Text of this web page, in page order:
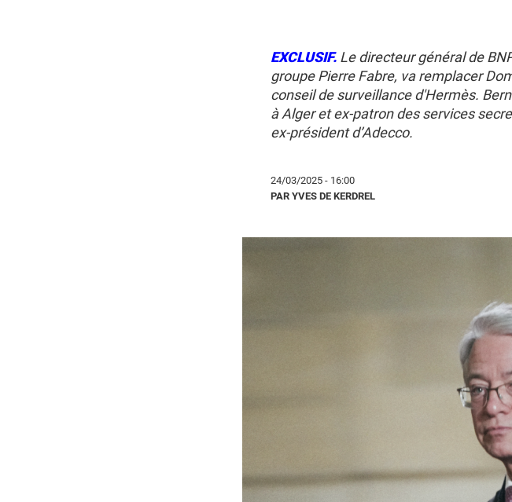
EXCLUSIF. Le directeur général de
groupe Pierre Fabre, va remplacer
conseil de surveillance d'Hermès.
à Alger et ex-patron des services
ex-président d’Adecco.
24/03/2025 - 16:00
PAR YVES DE KERDREL